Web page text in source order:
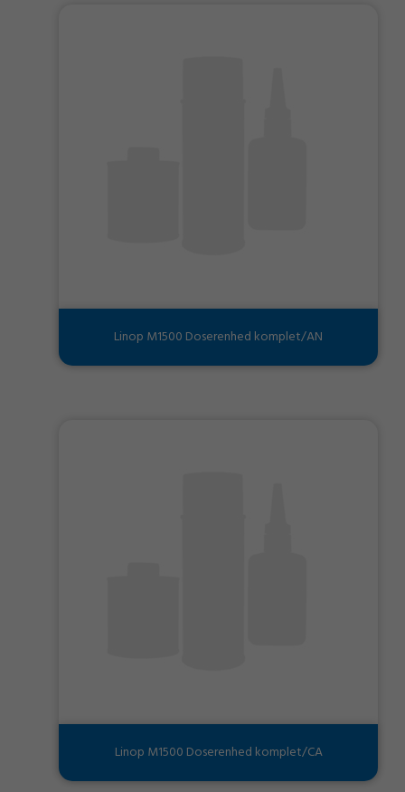
Linop M1500 Doserenhed komplet/AN
Linop M1500 Doserenhed komplet/CA